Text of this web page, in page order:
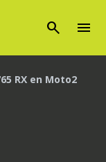
search menu
RX en Moto2